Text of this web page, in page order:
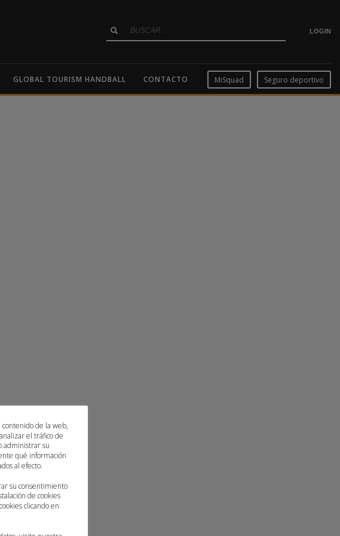
LOGIN
GLOBAL TOURISM HANDBALL CONTACTO MiSquad Seguro deportivo
de la web,
el tráfico de
administrar su
qué información
al efecto.
su consentimiento
de cookies
clicando en